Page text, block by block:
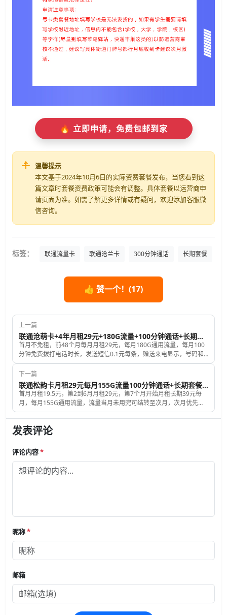
🔥 立即申请，免费包邮到家
温馨提示
本文基于2024年10月6日的实际资费套餐发布，当您看到这
篇文章时套餐资费政策可能会有调整。具体套餐以运营商申
请页面为准。如需了解更多详情或有疑问，欢迎添加客服微
信咨询。
标签： 联通流量卡 联通沧兰卡 300分钟通话 长期套餐
👍 赞一个！(17)
上一篇
联通沧萌卡+4年月租29元+180G流量+100分钟通话+长期套餐+5G黄金速率
首月不免租，前48个月每月月租29元，每月180G通用流量，每月100
分钟免费拨打电话时长，发送短信0.1元每条，赠送来电显示，号码和
归属地都是随机的，联通沧萌卡是5G黄金速率，上网速度比一般的5G
卡要快2倍
下一篇
联通松韵卡月租29元每月155G流量100分钟通话+长期套餐+流量可结转
首月月租19.5元，第2到6月月租29元，第7个月开始月租长期39元每
月，每月155G通用流量，流量当月未用完可结转至次月，次月优先用
结转的流量，100分钟免费拨打电话时长，发送短信彩信0.1元每条，赠
送来电显示，号码和归属地都是随机的。
发表评论
评论内容*
昵称*
邮箱